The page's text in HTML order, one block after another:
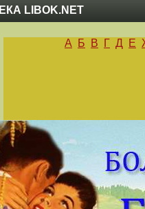
LIBOK.NET
А Б В Г Д Е